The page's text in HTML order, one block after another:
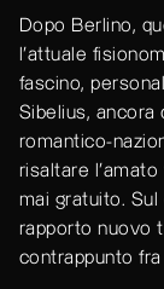
Dopo Berlino,
l’attuale
fascino,
Sibelius, ancora
romantico-
risaltare
mai gratuito.
rapporto nuovo
contrappunto